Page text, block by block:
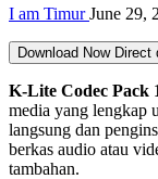
I am TimurJune 29,
Download Now Direct
K-Lite Codec Pack
media yang lengkap
langsung dan
berkas audio atau
tambahan.